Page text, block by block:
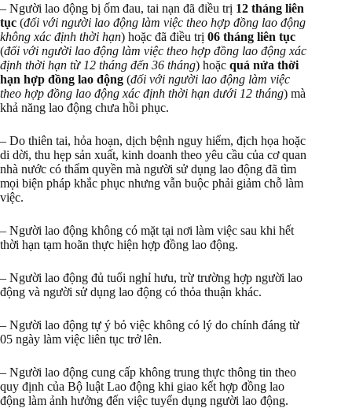
– Người lao động bị ốm đau, tai nạn đã điều trị 12 tháng liên
tục (đối với người lao động làm việc theo hợp đồng lao động
không xác định thời hạn) hoặc đã điều trị 06 tháng liên tục
(đối với người lao động làm việc theo hợp đồng lao động xác
định thời hạn từ 12 tháng đến 36 tháng) hoặc quá nửa thời
hạn hợp đồng lao động (đối với người lao động làm việc
theo hợp đồng lao động xác định thời hạn dưới 12 tháng) mà
khả năng lao động chưa hồi phục.
– Do thiên tai, hỏa hoạn, dịch bệnh nguy hiểm, địch họa hoặc
di dời, thu hẹp sản xuất, kinh doanh theo yêu cầu của cơ quan
nhà nước có thẩm quyền mà người sử dụng lao động đã tìm
mọi biện pháp khắc phục nhưng vẫn buộc phải giảm chỗ làm
việc.
– Người lao động không có mặt tại nơi làm việc sau khi hết
thời hạn tạm hoãn thực hiện hợp đồng lao động.
– Người lao động đủ tuổi nghỉ hưu, trừ trường hợp người lao
động và người sử dụng lao động có thỏa thuận khác.
– Người lao động tự ý bỏ việc không có lý do chính đáng từ
05 ngày làm việc liên tục trở lên.
– Người lao động cung cấp không trung thực thông tin theo
quy định của Bộ luật Lao động khi giao kết hợp đồng lao
động làm ảnh hưởng đến việc tuyển dụng người lao động.